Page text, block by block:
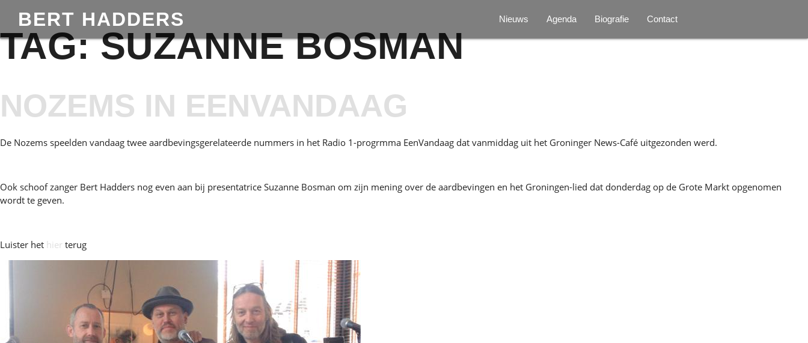
BERT HADDERS Nieuws Agenda Biografie Contact
TAG:SUZANNE BOSMAN
NOZEMS IN EENVANDAAG
De Nozems speelden vandaag twee aardbevingsgerelateerde nummers in het Radio 1-progrmma EenVandaag dat vanmiddag uit het Groninger News-Café uitgezonden werd.
Ook schoof zanger Bert Hadders nog even aan bij presentatrice Suzanne Bosman om zijn mening over de aardbevingen en het Groningen-lied dat donderdag op de Grote Markt opgenomen
wordt te geven.
Luister het hier terug